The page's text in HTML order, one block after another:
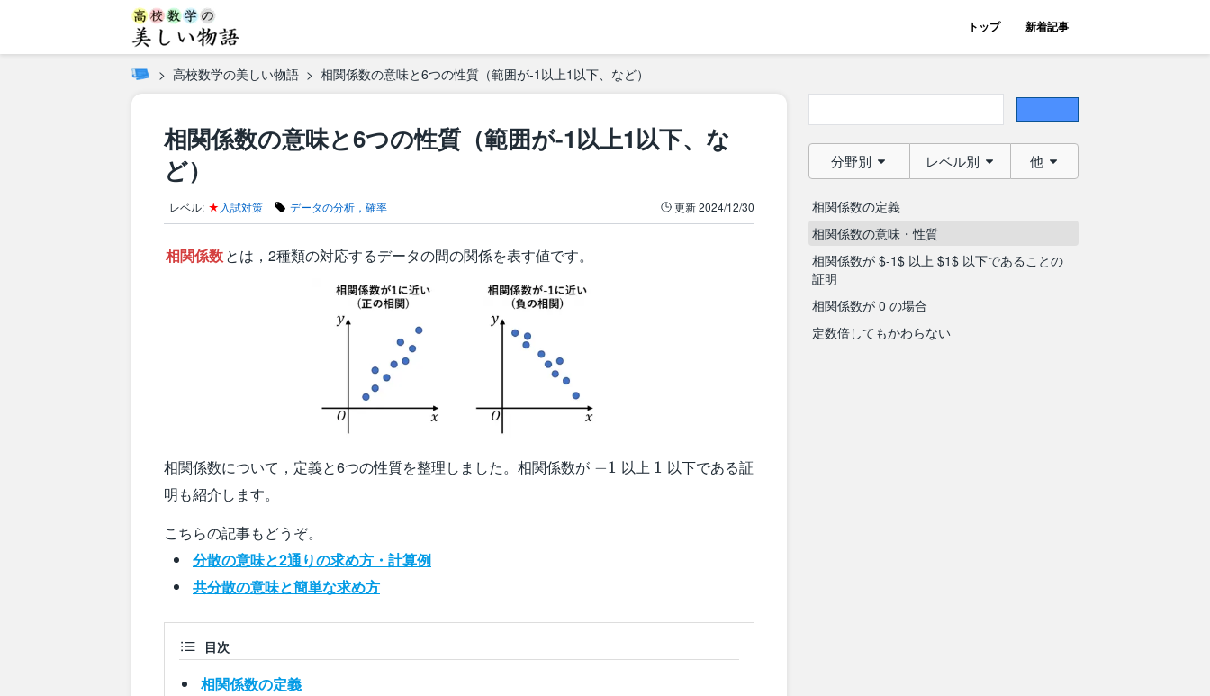
トップ 新着記事
高校数学の美しい物語 相関係数の意味と6つの性質（範囲が-1以上1以下、など）
相関係数の意味と6つの性質（範囲が-1以上1以下、な
ど）
レベル: ★ 入試対策 データの分析，確率 更新2024/12/30
相関係数とは，2種類の対応するデータの間の関係を表す値です。
相関係数について，定義と6つの性質を整理しました。相関係数が -1
−1 以上 1
1 以下である証
明も紹介します。
こちらの記事もどうぞ。
分散の意味と2通りの求め方・計算例
共分散の意味と簡単な求め方
目次
相関係数の定義
分野別 レベル別 他
相関係数の定義
相関係数の意味・性質
相関係数が $-1$ 以上 $1$ 以下であることの
証明
相関係数が 0 の場合
定数倍してもかわらない